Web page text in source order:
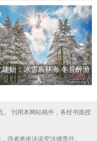
建始：冰雪裹林海 冬景醉游
人
。 刊用本网站稿件，务经书面授
违者将依法追究法律责任。